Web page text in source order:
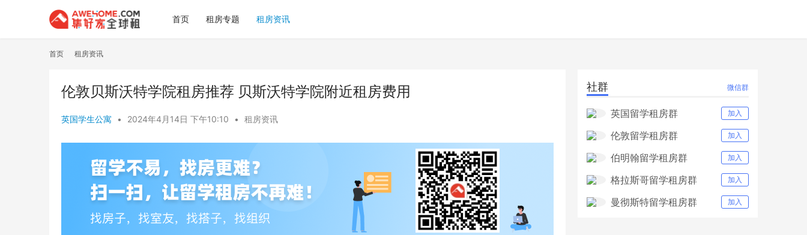
首页 租房专题 租房资讯
首页 租房资讯
伦敦贝斯沃特学院租房推荐 贝斯沃特学院附近租房费用
英国学生公寓 • 2024年4月14日 下午10:10 • 租房资讯
社群 微信群
英国留学租房群 加入
伦敦留学租房群 加入
伯明翰留学租房群 加入
格拉斯哥留学租房群 加入
曼彻斯特留学租房群 加入